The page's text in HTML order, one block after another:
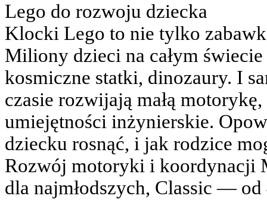
Lego do rozwoju dziecka
Klocki Lego to nie tylko
Miliony dzieci na całym
kosmiczne statki, dinozaury. I
czasie rozwijają małą
umiejętności inżynierskie.
dziecku rosnąć, i jak rodzice
Rozwój motoryki i koordynacji
dla najmłodszych, Classic —